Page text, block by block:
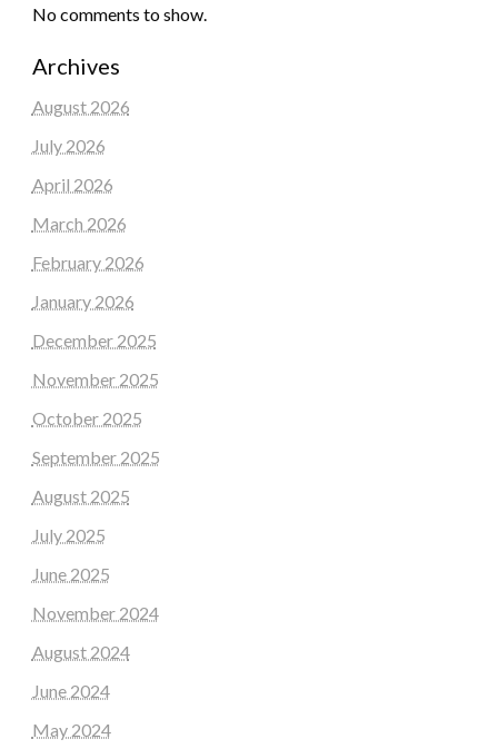
No comments to show.
Archives
August 2026
July 2026
April 2026
March 2026
February 2026
January 2026
December 2025
November 2025
October 2025
September 2025
August 2025
July 2025
June 2025
November 2024
August 2024
June 2024
May 2024